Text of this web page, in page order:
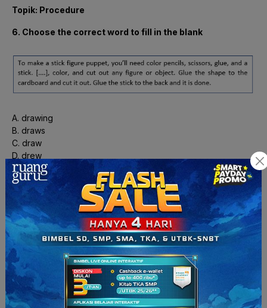
Topik: Procedure
6. Choose the correct word to fill in the blank
A. drawing
B. draws
C. draw
D. drew
Jawaban: C
Pada teksprocedure, bentuk kata kerja yang
dipakai adalah
imperative verb. Maka menggunakanverb 1
infinitive.
Topik: Narrative